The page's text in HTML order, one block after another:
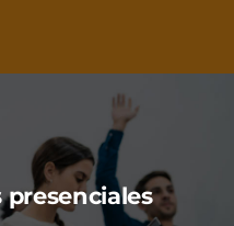
presenciales